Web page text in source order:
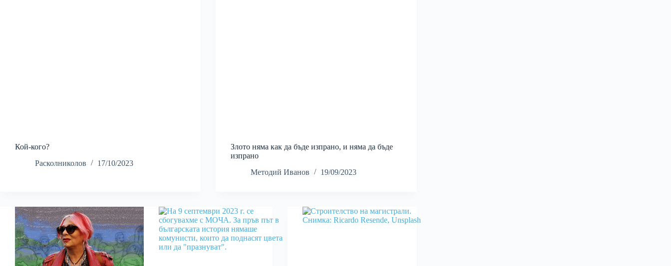
Кой-кого?
Расколниколов
17/10/2023
Злото няма как да бъде изпрано, и няма да бъде
изпрано
Методий Иванов
19/09/2023